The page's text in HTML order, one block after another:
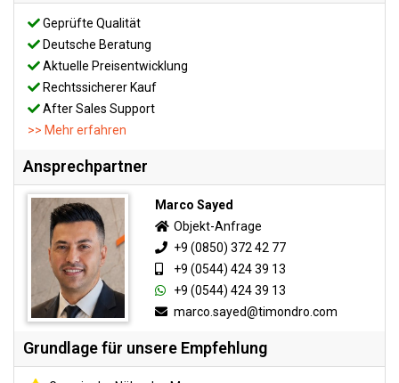
Geprüfte Qualität
Deutsche Beratung
Aktuelle Preisentwicklung
Rechtssicherer Kauf
After Sales Support
>> Mehr erfahren
Ansprechpartner
Marco Sayed
Objekt-Anfrage
+9 (0850) 372 42 77
+9 (0544) 424 39 13
+9 (0544) 424 39 13
marco.sayed@timondro.com
Grundlage für unsere Empfehlung